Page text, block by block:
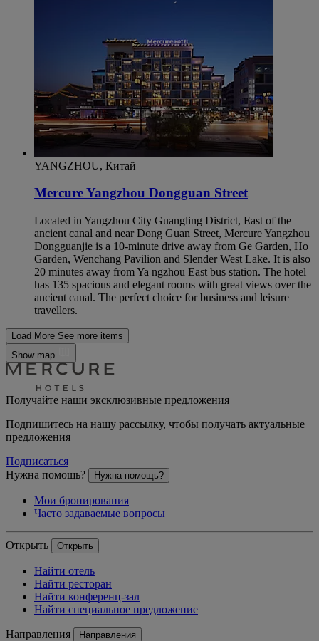
YANGZHOU, Китай
Mercure Yangzhou Dongguan Street
Located in Yangzhou City Guangling District, East of the
ancient canal and near Dong Guan Street, Mercure Yangzhou
Dongguanjie is a 10-minute drive away from Ge Garden, Ho
Garden, Wenchang Pavilion and Slender West Lake. It is also
20 minutes away from Ya ngzhou East bus station. The hotel
has 135 spacious and elegant rooms with great views over the
ancient canal. The perfect choice for business and leisure
travellers.
Load More See more items
Show map
Получайте наши эксклюзивные предложения
Подпишитесь на нашу рассылку, чтобы получать актуальные
предложения
Подписаться
Нужна помощь?
Нужна помощь?
Мои бронирования
Часто задаваемые вопросы
Открыть Открыть
Найти отель
Найти ресторан
Найти конференц-зал
Найти специальное предложение
Направления Направления